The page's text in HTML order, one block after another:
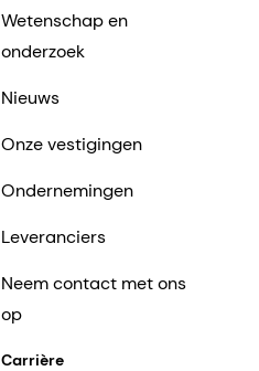
Wetenschap en
onderzoek
Nieuws
Onze vestigingen
Ondernemingen
Leveranciers
Neem contact met ons
op
Carrière